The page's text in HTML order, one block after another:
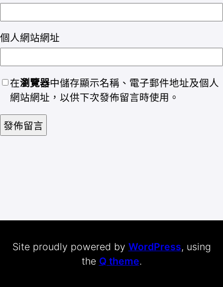
個人網站網址
在瀏覽器中儲存顯示名稱、電子郵件地址及個人
網站網址，以供下次發佈留言時使用。
Site proudly powered by WordPress, using
the Q theme.